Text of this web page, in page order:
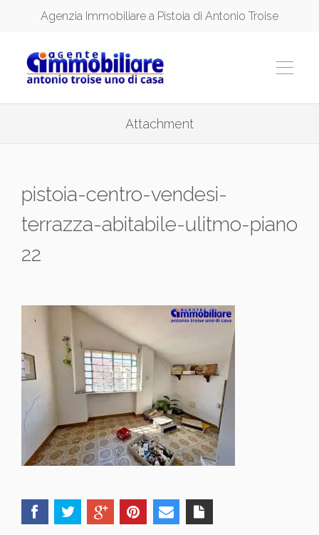
Agenzia Immobiliare a Pistoia di Antonio Troise
Attachment
pistoia-centro-vendesi-
terrazza-abitabile-ulitmo-piano
22